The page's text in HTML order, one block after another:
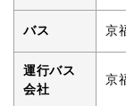
バス 京
運行バス
会社
京